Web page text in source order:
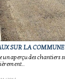
SUR LA COMMUNE
un aperçu des chantiers